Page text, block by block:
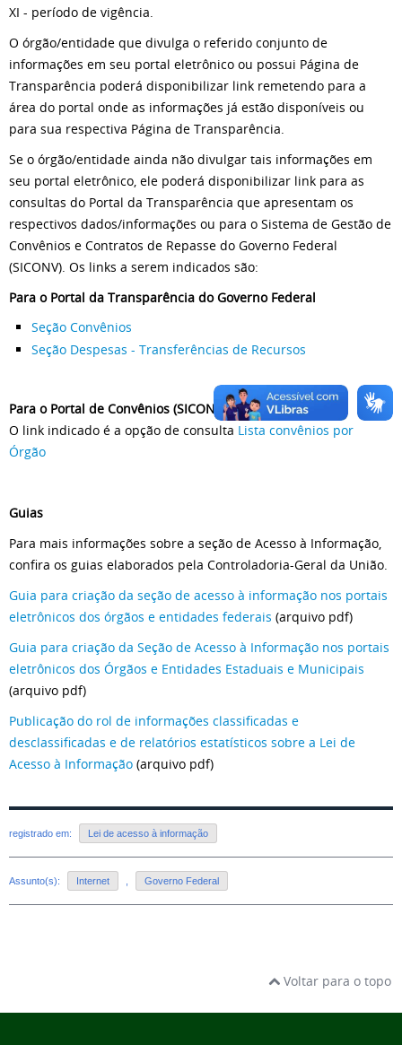
XI - período de vigência.
O órgão/entidade que divulga o referido conjunto de
informações em seu portal eletrônico ou possui Página de
Transparência poderá disponibilizar link remetendo para a
área do portal onde as informações já estão disponíveis ou
para sua respectiva Página de Transparência.
Se o órgão/entidade ainda não divulgar tais informações em
seu portal eletrônico, ele poderá disponibilizar link para as
consultas do Portal da Transparência que apresentam os
respectivos dados/informações ou para o Sistema de Gestão de
Convênios e Contratos de Repasse do Governo Federal
(SICONV). Os links a serem indicados são:
Para o Portal da Transparência do Governo Federal
Seção Convênios
Seção Despesas - Transferências de Recursos
Para o Portal de Convênios (SICONV)
O link indicado é a opção de consulta Lista convênios por
Órgão
Guias
Para mais informações sobre a seção de Acesso à Informação,
confira os guias elaborados pela Controladoria-Geral da União.
Guia para criação da seção de acesso à informação nos portais
eletrônicos dos órgãos e entidades federais (arquivo pdf)
Guia para criação da Seção de Acesso à Informação nos portais
eletrônicos dos Órgãos e Entidades Estaduais e Municipais
(arquivo pdf)
Publicação do rol de informações classificadas e
desclassificadas e de relatórios estatísticos sobre a Lei de
Acesso à Informação (arquivo pdf)
registrado em: Lei de acesso à informação
Assunto(s): Internet Governo Federal
Voltar para o topo